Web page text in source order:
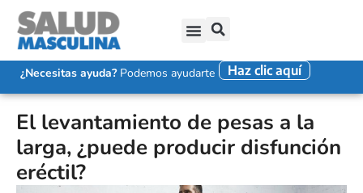
¿Necesitas ayuda?Podemos ayudarte Haz clic aquí
El levantamiento de pesas a la
larga, ¿puede producir disfunción
eréctil?